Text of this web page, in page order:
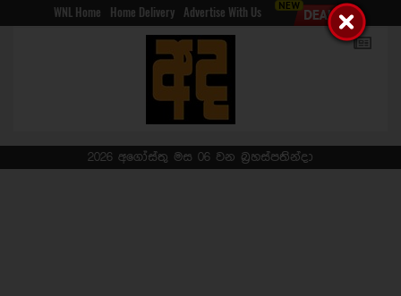
WNL Home Home Delivery Advertise With Us
2026 අගෝස්තු මස 06 වන බ්‍රහස්පතින්දා